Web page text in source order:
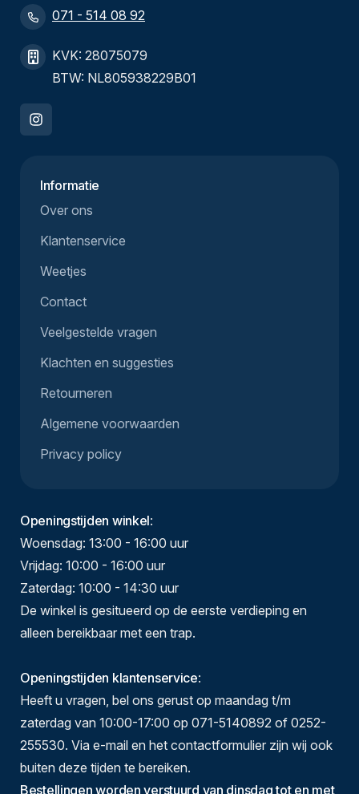
071 - 514 08 92
KVK: 28075079
BTW: NL805938229B01
Informatie
Over ons
Klantenservice
Weetjes
Contact
Veelgestelde vragen
Klachten en suggesties
Retourneren
Algemene voorwaarden
Privacy policy
Openingstijden winkel:
Woensdag: 13:00 - 16:00 uur
Vrijdag: 10:00 - 16:00 uur
Zaterdag: 10:00 - 14:30 uur
De winkel is gesitueerd op de eerste verdieping en
alleen bereikbaar met een trap.
Openingstijden klantenservice:
Heeft u vragen, bel ons gerust op maandag t/m
zaterdag van 10:00-17:00 op 071-5140892 of 0252-
255530. Via e-mail en het contactformulier zijn wij ook
buiten deze tijden te bereiken.
Bestellingen worden verstuurd van dinsdag tot en met